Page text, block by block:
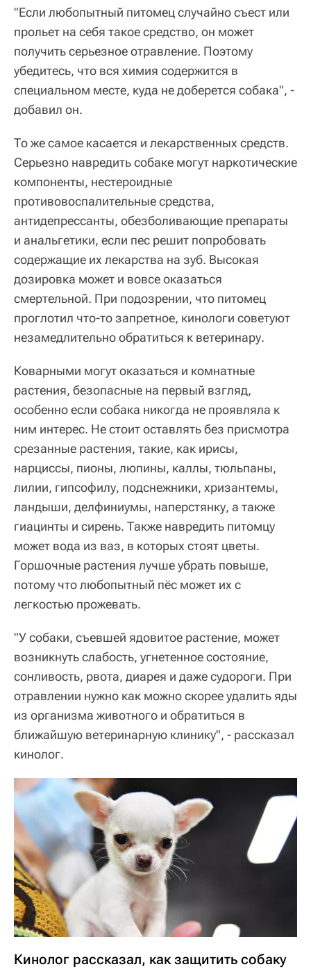
"Если любопытный питомец случайно съест или
прольет на себя такое средство, он может
получить серьезное отравление. Поэтому
убедитесь, что вся химия содержится в
специальном месте, куда не доберется собака", -
добавил он.
То же самое касается и лекарственных средств.
Серьезно навредить собаке могут наркотические
компоненты, нестероидные
противовоспалительные средства,
антидепрессанты, обезболивающие препараты
и анальгетики, если пес решит попробовать
содержащие их лекарства на зуб. Высокая
дозировка может и вовсе оказаться
смертельной. При подозрении, что питомец
проглотил что-то запретное, кинологи советуют
незамедлительно обратиться к ветеринару.
Коварными могут оказаться и комнатные
растения, безопасные на первый взгляд,
особенно если собака никогда не проявляла к
ним интерес. Не стоит оставлять без присмотра
срезанные растения, такие, как ирисы,
нарциссы, пионы, люпины, каллы, тюльпаны,
лилии, гипсофилу, подснежники, хризантемы,
ландыши, делфиниумы, наперстянку, а также
гиацинты и сирень. Также навредить питомцу
может вода из ваз, в которых стоят цветы.
Горшочные растения лучше убрать повыше,
потому что любопытный пёс может их с
легкостью прожевать.
"У собаки, съевшей ядовитое растение, может
возникнуть слабость, угнетенное состояние,
сонливость, рвота, диарея и даже судороги. При
отравлении нужно как можно скорее удалить яды
из организма животного и обратиться в
ближайшую ветеринарную клинику", - рассказал
кинолог.
Кинолог рассказал, как защитить собаку